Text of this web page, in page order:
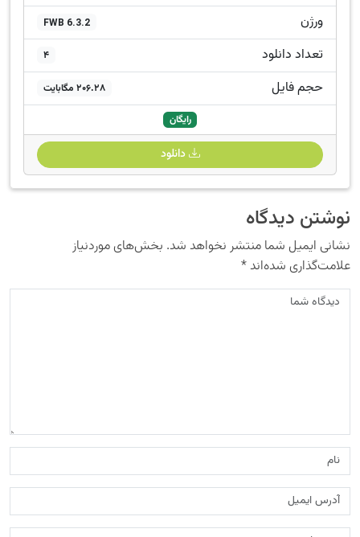
ورژن FWB 6.3.2
تعداد دانلود 4
حجم فایل 206.28 مگابایت
رایگان
دانلود
نوشتن دیدگاه
نشانی ایمیل شما منتشر نخواهد شد. بخش‌های موردنیاز
علامت‌گذاری شده‌اند*